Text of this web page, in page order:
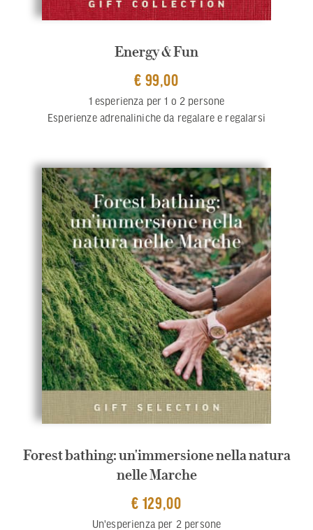
Energy & Fun
€ 99,00
1 esperienza per 1 o 2 persone
Esperienze adrenaliniche da regalare e regalarsi
Forest bathing: un'immersione nella natura
nelle Marche
€ 129,00
Un'esperienza per 2 persone